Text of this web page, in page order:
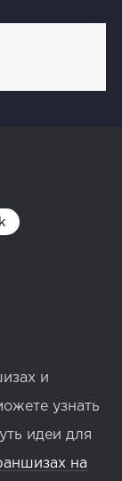
и
узнать
идеи для
на